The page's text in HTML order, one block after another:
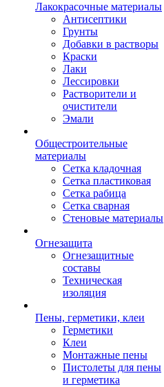
Лакокрасочные материалы
Антисептики
Грунты
Добавки в растворы
Краски
Лаки
Лессировки
Растворители и
очистители
Эмали
Общестроительные
материалы
Сетка кладочная
Сетка пластиковая
Сетка рабица
Сетка сварная
Стеновые материалы
Огнезащита
Огнезащитные
составы
Техническая
изоляция
Пены, герметики, клеи
Герметики
Клеи
Монтажные пены
Пистолеты для пены
и герметика